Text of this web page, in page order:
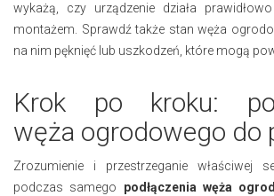
wykażą, czy urządzenie działa
montażem. Sprawdź także stan węża
na nim pęknięć lub uszkodzeń, które mogą
Krok po kroku:
węża ogrodowego do
Zrozumienie i przestrzeganie właściwej
podczas samego podłączenia węża